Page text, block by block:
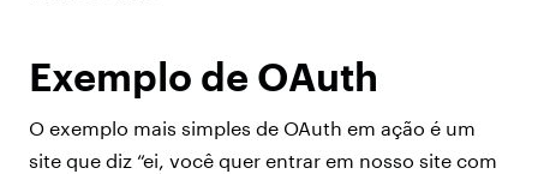
Exemplo de OAuth
O exemplo mais simples de OAuth em ação é um
site que diz “ei, você quer entrar em nosso site com